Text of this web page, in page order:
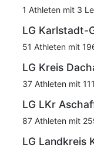
1 Athleten mit 3
LG Karlstadt-
51 Athleten mit
LG Kreis
37 Athleten mit
LG LKr
87 Athleten mit
LG Landkreis